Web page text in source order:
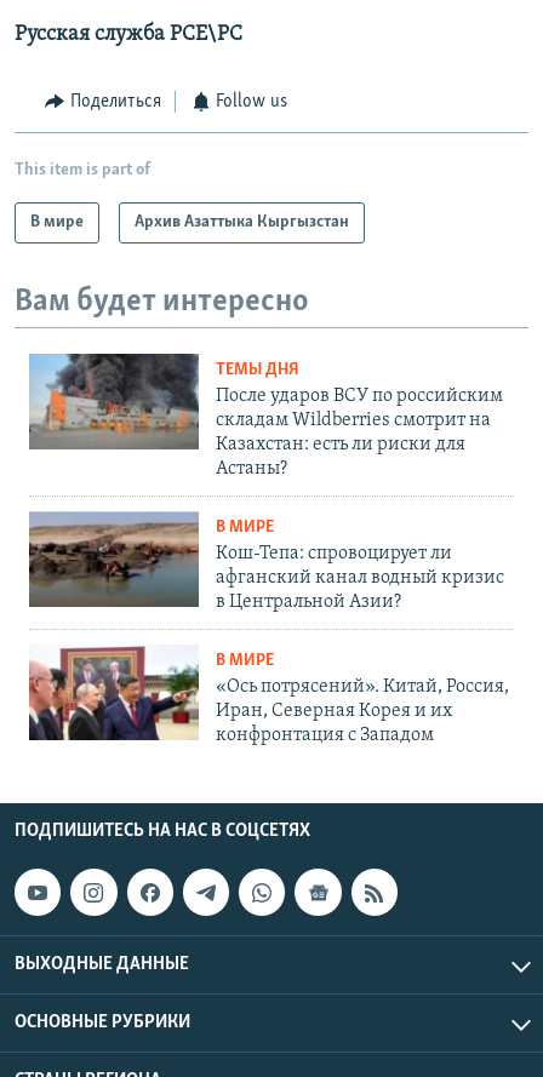
Русская служба РСЕ\РС
Поделиться Follow us
This item is part of
В мире Архив Азаттыка Кыргызстан
Вам будет интересно
ТЕМЫ ДНЯ
После ударов ВСУ по российским
складам Wildberries смотрит на
Казахстан: есть ли риски для
Астаны?
В МИРЕ
Кош-Тепа: спровоцирует ли
афганский канал водный кризис
в Центральной Азии?
В МИРЕ
«Ось потрясений». Китай, Россия,
Иран, Северная Корея и их
конфронтация с Западом
ПОДПИШИТЕСЬ НА НАС В СОЦСЕТЯХ
ВЫХОДНЫЕ ДАННЫЕ
ОСНОВНЫЕ РУБРИКИ